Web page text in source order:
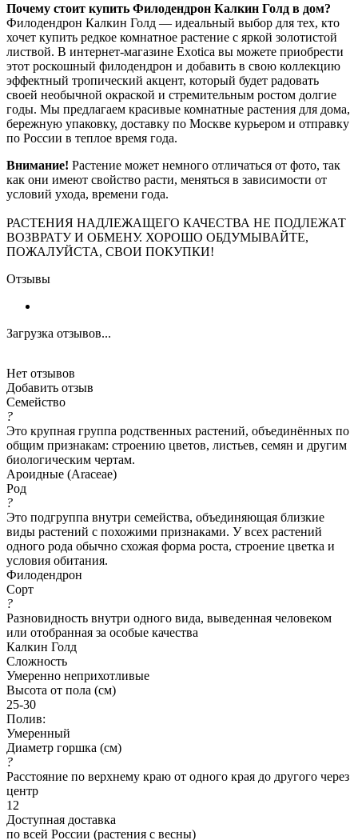
Почему стоит купить Филодендрон Калкин Голд в дом?
Филодендрон Калкин Голд — идеальный выбор для тех, кто
хочет купить редкое комнатное растение с яркой золотистой
листвой. В интернет-магазине Exotica вы можете приобрести
этот роскошный филодендрон и добавить в свою коллекцию
эффектный тропический акцент, который будет радовать
своей необычной окраской и стремительным ростом долгие
годы. Мы предлагаем красивые комнатные растения для дома,
бережную упаковку, доставку по Москве курьером и отправку
по России в теплое время года.
Внимание! Растение может немного отличаться от фото, так
как они имеют свойство расти, меняться в зависимости от
условий ухода, времени года.
РАСТЕНИЯ НАДЛЕЖАЩЕГО КАЧЕСТВА НЕ ПОДЛЕЖАТ
ВОЗВРАТУ И ОБМЕНУ. ХОРОШО ОБДУМЫВАЙТЕ,
ПОЖАЛУЙСТА, СВОИ ПОКУПКИ!
Отзывы
Загрузка отзывов...
Нет отзывов
Добавить отзыв
Семейство
?
Это крупная группа родственных растений, объединённых по
общим признакам: строению цветов, листьев, семян и другим
биологическим чертам.
Ароидные (Araceae)
Род
?
Это подгруппа внутри семейства, объединяющая близкие
виды растений с похожими признаками. У всех растений
одного рода обычно схожая форма роста, строение цветка и
условия обитания.
Филодендрон
Сорт
?
Разновидность внутри одного вида, выведенная человеком
или отобранная за особые качества
Калкин Голд
Сложность
Умеренно неприхотливые
Высота от пола (см)
25-30
Полив:
Умеренный
Диаметр горшка (см)
?
Расстояние по верхнему краю от одного края до другого через
центр
12
Доступная доставка
по всей России (растения с весны)